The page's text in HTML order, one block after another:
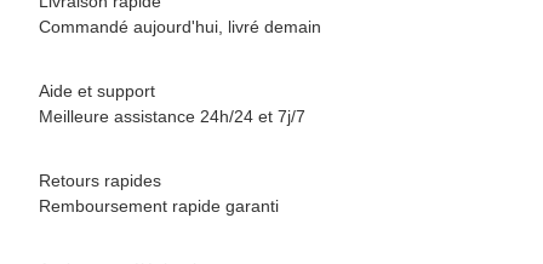
Commandé aujourd'hui, livré demain
Aide et support
Meilleure assistance 24h/24 et 7j/7
Retours rapides
Remboursement rapide garanti